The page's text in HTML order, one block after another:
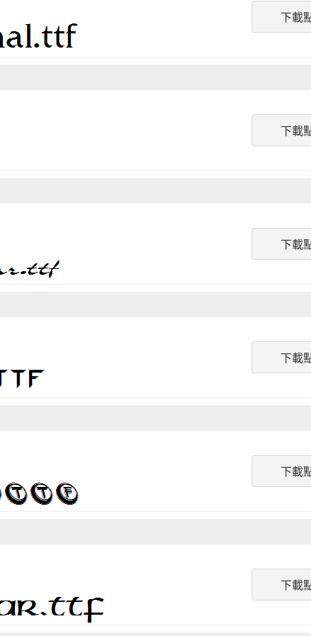
下載
下載
下載
下載
下載
下載